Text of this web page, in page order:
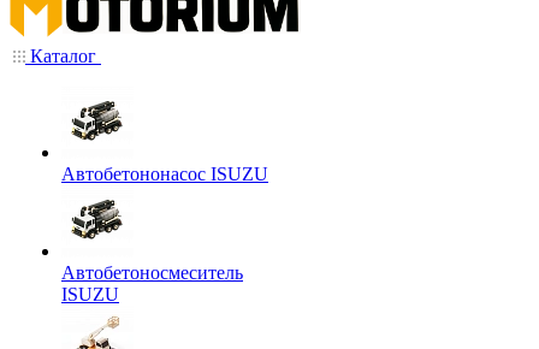
Каталог
Автобетононасос ISUZU
Автобетоносмеситель
ISUZU